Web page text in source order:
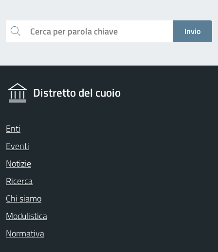
Cerca Invio
Distretto del cuoio
Enti
Eventi
Notizie
Ricerca
Chi siamo
Modulistica
Normativa